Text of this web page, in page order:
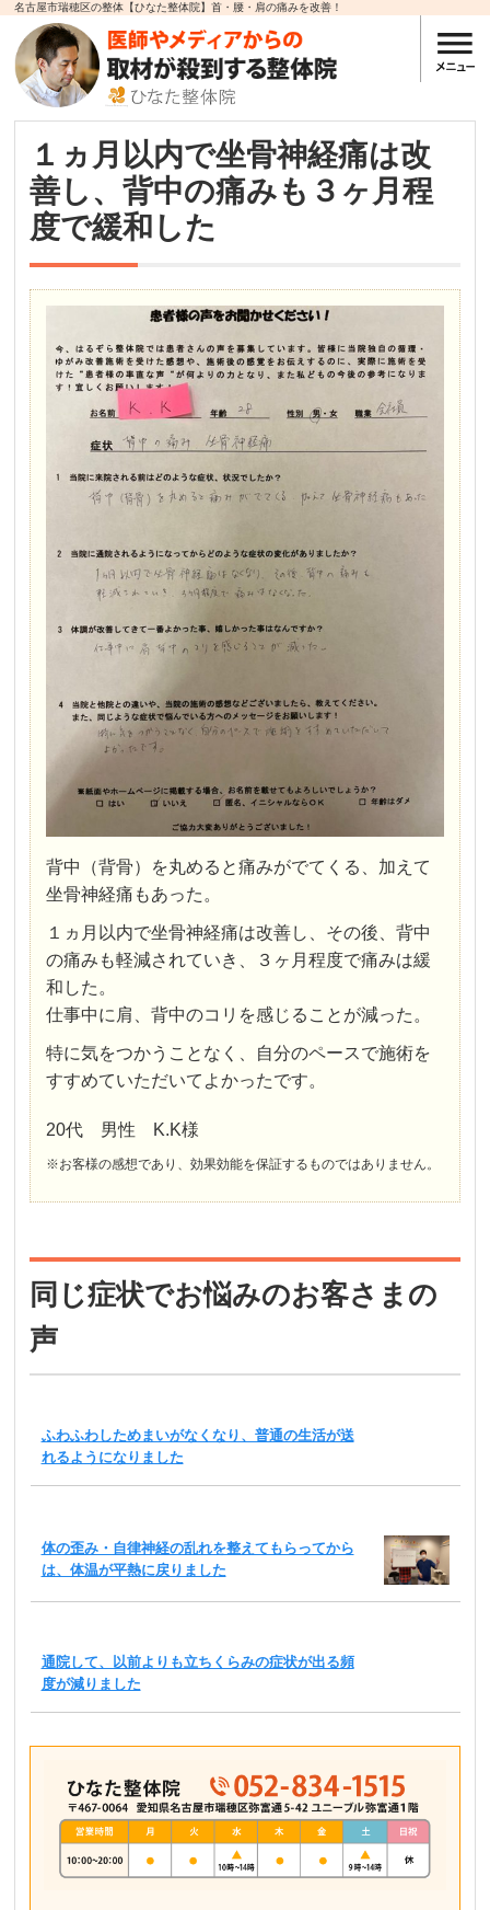
名古屋市瑞穂区の整体【ひなた整体院】首・腰・肩の痛みを改善！
１ヵ月以内で坐骨神経痛は改
善し、背中の痛みも３ヶ月程
度で緩和した
背中（背骨）を丸めると痛みがでてくる、加えて
坐骨神経痛もあった。
１ヵ月以内で坐骨神経痛は改善し、その後、背中
の痛みも軽減されていき、３ヶ月程度で痛みは緩
和した。
仕事中に肩、背中のコリを感じることが減った。
特に気をつかうことなく、自分のペースで施術を
すすめていただいてよかったです。
20代 男性 K.K様
※お客様の感想であり、効果効能を保証するものではありません。
同じ症状でお悩みのお客さまの
声
ふわふわしためまいがなくなり、普通の生活が送
れるようになりました
体の歪み・自律神経の乱れを整えてもらってから
は、体温が平熱に戻りました
通院して、以前よりも立ちくらみの症状が出る頻
度が減りました